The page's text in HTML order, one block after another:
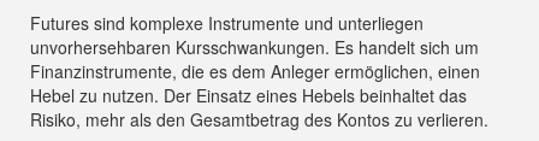
Futures sind komplexe Instrumente und unterliegen
unvorhersehbaren Kursschwankungen. Es handelt sich um
Finanzinstrumente, die es dem Anleger ermöglichen, einen
Hebel zu nutzen. Der Einsatz eines Hebels beinhaltet das
Risiko, mehr als den Gesamtbetrag des Kontos zu verlieren.